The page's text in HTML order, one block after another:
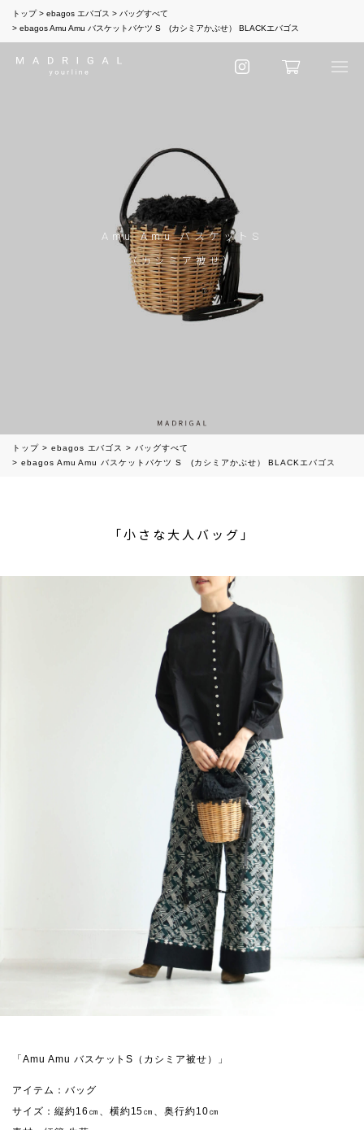
トップ ebagos エバゴス
バッグすべて
ebagos Amu Amu バスケットバケツ S (カシミアかぶせ） BLACKエバゴス
Amu Amu バスケットS
（カシミア被せ）
トップ ebagos エバゴス
バッグすべて
ebagos Amu Amu バスケットバケツ S (カシミアかぶせ） BLACKエバゴス
「小さな大人バッグ」
「Amu Amu バスケットS（カシミア被せ）」
アイテム：バッグ
サイズ：縦約16㎝、横約15㎝、奥行約10㎝